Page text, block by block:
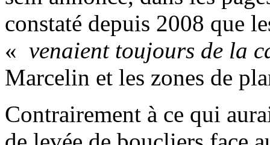
constaté depuis 2008 que
« venaient toujours de la
Marcelin et les zones de
Contrairement à ce qui